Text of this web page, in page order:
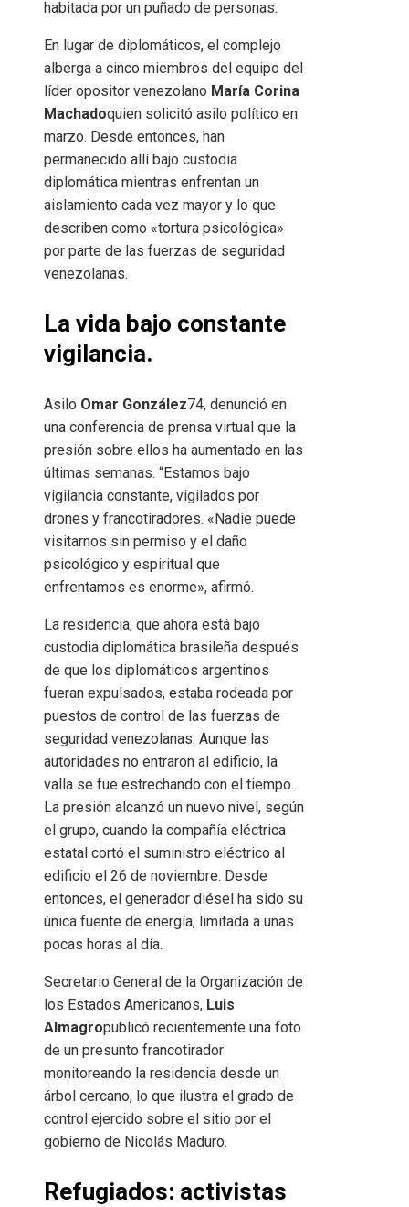
habitada por un puñado de personas.
En lugar de diplomáticos, el complejo
alberga a cinco miembros del equipo del
líder opositor venezolano María Corina
Machadoquien solicitó asilo político en
marzo. Desde entonces, han
permanecido allí bajo custodia
diplomática mientras enfrentan un
aislamiento cada vez mayor y lo que
describen como «tortura psicológica»
por parte de las fuerzas de seguridad
venezolanas.
La vida bajo constante
vigilancia.
Asilo Omar González74, denunció en
una conferencia de prensa virtual que la
presión sobre ellos ha aumentado en las
últimas semanas. “Estamos bajo
vigilancia constante, vigilados por
drones y francotiradores. «Nadie puede
visitarnos sin permiso y el daño
psicológico y espiritual que
enfrentamos es enorme», afirmó.
La residencia, que ahora está bajo
custodia diplomática brasileña después
de que los diplomáticos argentinos
fueran expulsados, estaba rodeada por
puestos de control de las fuerzas de
seguridad venezolanas. Aunque las
autoridades no entraron al edificio, la
valla se fue estrechando con el tiempo.
La presión alcanzó un nuevo nivel, según
el grupo, cuando la compañía eléctrica
estatal cortó el suministro eléctrico al
edificio el 26 de noviembre. Desde
entonces, el generador diésel ha sido su
única fuente de energía, limitada a unas
pocas horas al día.
Secretario General de la Organización de
los Estados Americanos, Luis
Almagropublicó recientemente una foto
de un presunto francotirador
monitoreando la residencia desde un
árbol cercano, lo que ilustra el grado de
control ejercido sobre el sitio por el
gobierno de Nicolás Maduro.
Refugiados: activistas